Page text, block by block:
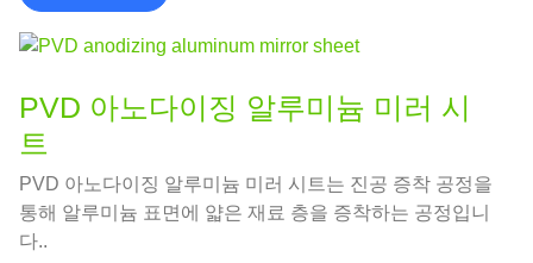
PVD 아노다이징 알루미늄 미러 시
트
PVD 아노다이징 알루미늄 미러 시트는 진공 증착 공정을
통해 알루미늄 표면에 얇은 재료 층을 증착하는 공정입니
다..